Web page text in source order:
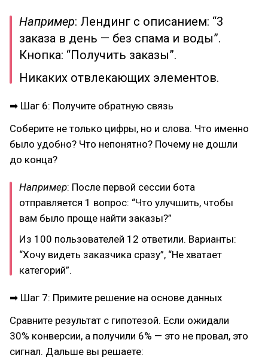
Например: Лендинг с описанием: “3
заказа в день — без спама и воды”.
Кнопка: “Получить заказы”.
Никаких отвлекающих элементов.
➡ Шаг 6: Получите обратную связь
Соберите не только цифры, но и слова. Что именно
было удобно? Что непонятно? Почему не дошли
до конца?
Например: После первой сессии бота
отправляется 1 вопрос: “Что улучшить, чтобы
вам было проще найти заказы?”
Из 100 пользователей 12 ответили. Варианты:
“Хочу видеть заказчика сразу”, “Не хватает
категорий”.
➡ Шаг 7: Примите решение на основе данных
Сравните результат с гипотезой. Если ожидали
30% конверсии, а получили 6% — это не провал, это
сигнал. Дальше вы решаете: